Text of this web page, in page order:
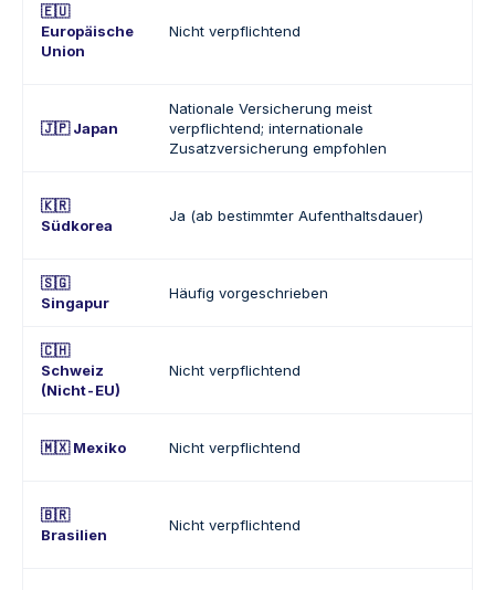
🇪🇺
Europäische
Union
Nicht verpflichtend
🇯🇵 Japan
Nationale Versicherung meist
verpflichtend; internationale
Zusatzversicherung empfohlen
🇰🇷
Südkorea
Ja (ab bestimmter Aufenthaltsdauer)
🇸🇬
Singapur
Häufig vorgeschrieben
🇨🇭
Schweiz
(Nicht-EU)
Nicht verpflichtend
🇲🇽 Mexiko Nicht verpflichtend
🇧🇷
Brasilien
Nicht verpflichtend